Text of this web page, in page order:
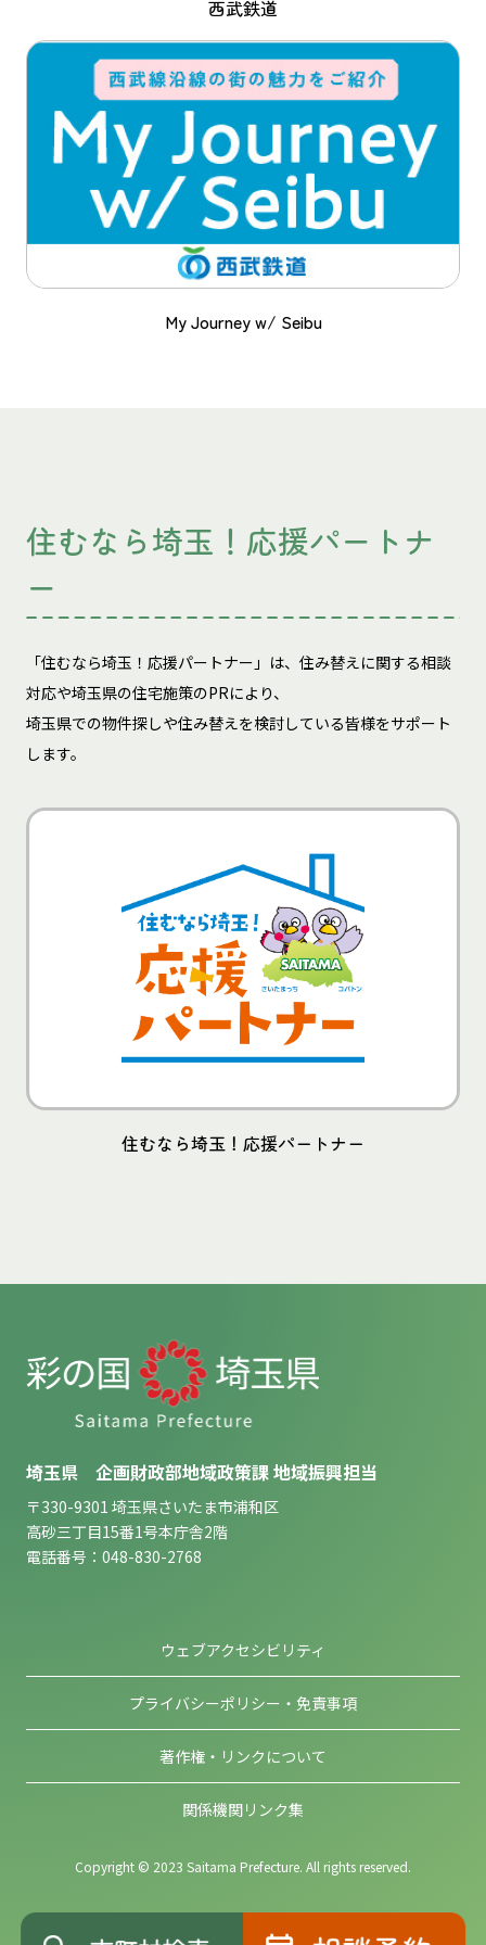
西武鉄道
My Journey w/ Seibu
住むなら埼玉！応援パートナ
ー
「住むなら埼玉！応援パートナー」は、住み替えに関する相談
対応や埼玉県の住宅施策のPRにより、
埼玉県での物件探しや住み替えを検討している皆様をサポート
します。
住むなら埼玉！応援パートナー
埼玉県 企画財政部地域政策課 地域振興担当
〒330-9301 埼玉県さいたま市浦和区
高砂三丁目15番1号本庁舎2階
電話番号：048-830-2768
ウェブアクセシビリティ
プライバシーポリシー・免責事項
著作権・リンクについて
関係機関リンク集
Copyright © 2023 Saitama Prefecture. All rights reserved.